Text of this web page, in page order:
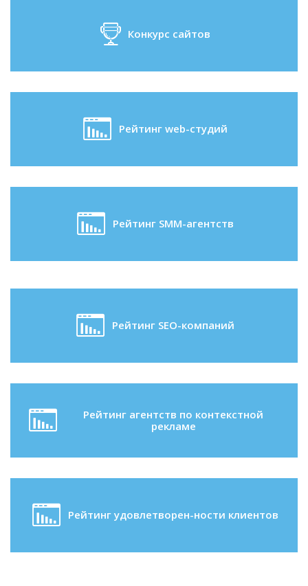
Конкурс сайтов
Рейтинг web-студий
Рейтинг SMM-агентств
Рейтинг SEO-компаний
Рейтинг агентств по контекстной
рекламе
Рейтинг удовлетворен-ности клиентов